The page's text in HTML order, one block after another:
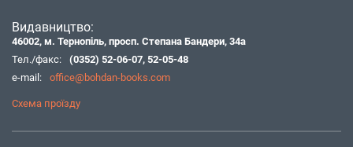
Видавництво:
46002, м. Тернопіль, просп. Степана Бандери, 34а
Тел./факс:
(0352) 52-06-07, 52-05-48
e-mail:
office@bohdan-books.com
Схема проїзду